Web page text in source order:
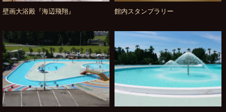
壁画大浴殿『海辺飛翔』 館内スタンプラリー